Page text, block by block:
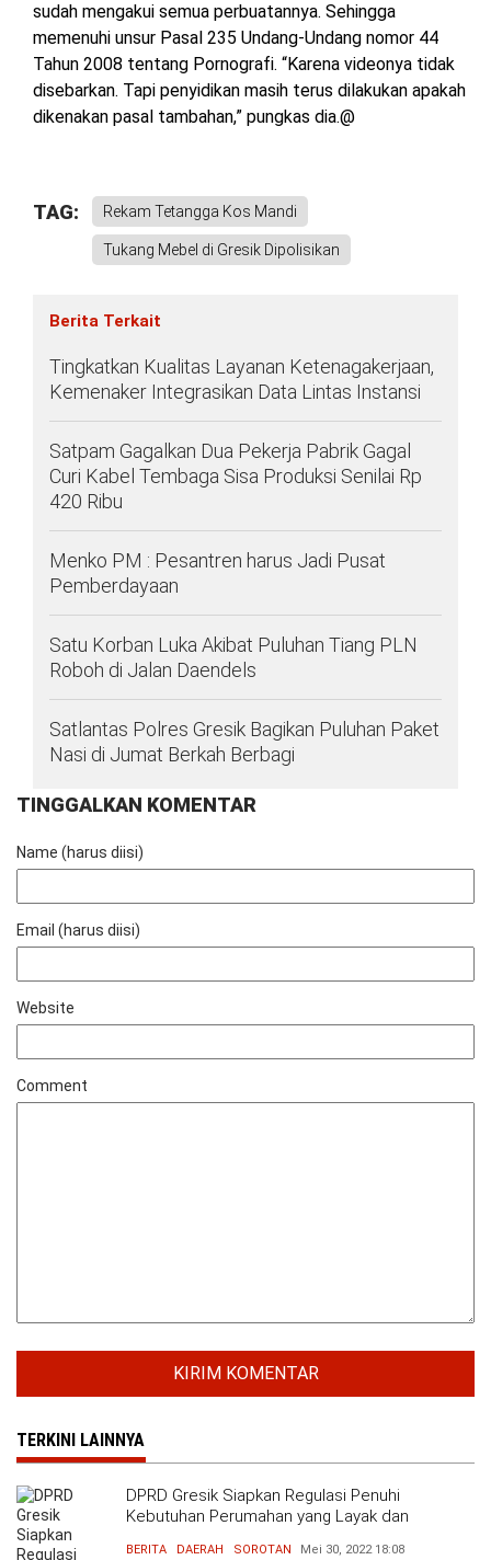
sudah mengakui semua perbuatannya. Sehingga
memenuhi unsur Pasal 235 Undang-Undang nomor 44
Tahun 2008 tentang Pornografi. “Karena videonya tidak
disebarkan. Tapi penyidikan masih terus dilakukan apakah
dikenakan pasal tambahan,” pungkas dia.@
TAG: Rekam Tetangga Kos Mandi
Tukang Mebel di Gresik Dipolisikan
Berita Terkait
Tingkatkan Kualitas Layanan Ketenagakerjaan,
Kemenaker Integrasikan Data Lintas Instansi
Satpam Gagalkan Dua Pekerja Pabrik Gagal
Curi Kabel Tembaga Sisa Produksi Senilai Rp
420 Ribu
Menko PM : Pesantren harus Jadi Pusat
Pemberdayaan
Satu Korban Luka Akibat Puluhan Tiang PLN
Roboh di Jalan Daendels
Satlantas Polres Gresik Bagikan Puluhan Paket
Nasi di Jumat Berkah Berbagi
TINGGALKAN KOMENTAR
Name (harus diisi)
Email (harus diisi)
Website
Comment
TERKINI LAINNYA
DPRD Gresik Siapkan Regulasi Penuhi
Kebutuhan Perumahan yang Layak dan
BERITA DAERAH SOROTAN Mei 30, 2022 18:08